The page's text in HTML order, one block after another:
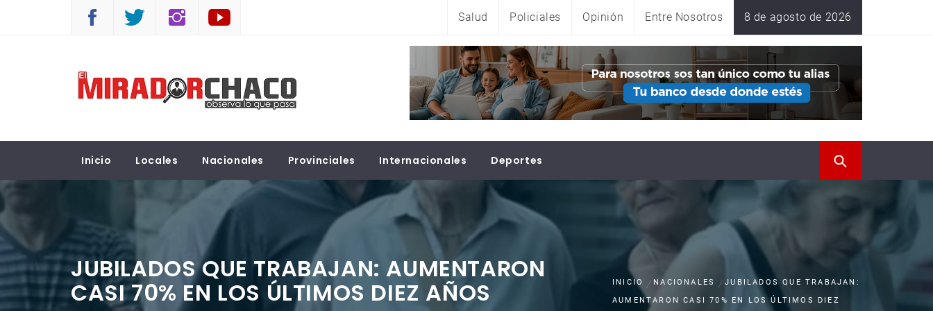
Salud Policiales Opinión Entre Nosotros 8 de agosto de 2026
EL MIRADOR CHACO
Inicio Locales Nacionales Provinciales Internacionales Deportes
JUBILADOS QUE TRABAJAN: AUMENTARON
CASI 70% EN LOS ÚLTIMOS DIEZ AÑOS INICIO NACIONALES
JUBILADOS QUE TRABAJAN:
AUMENTARON CASI 70% EN LOS ÚLTIMOS DIEZ